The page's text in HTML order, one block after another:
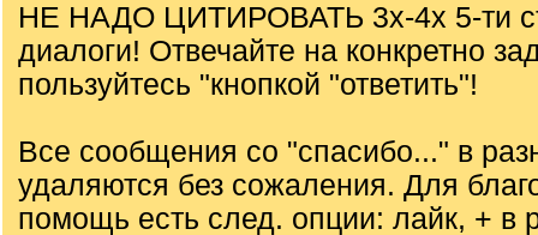
НЕ НАДО ЦИТИРОВАТЬ 3х-4х 5-ти
диалоги! Отвечайте на конкретно
пользуйтесь "кнопкой "ответить"!
Все сообщения со "спасибо..." в
удаляются без сожаления. Для
помощь есть след. опции: лайк, + в